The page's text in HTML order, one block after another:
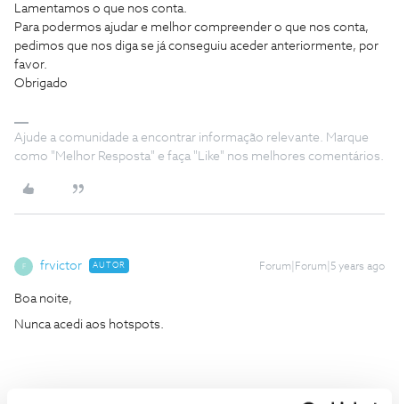
Lamentamos o que nos conta.
Para podermos ajudar e melhor compreender o que nos conta,
pedimos que nos diga se já conseguiu aceder anteriormente, por
favor.
Obrigado
Ajude a comunidade a encontrar informação relevante. Marque
como "Melhor Resposta" e faça "Like" nos melhores comentários.
F frvictor AUTOR Forum|Forum|5 years ago
Boa noite,
Nunca acedi aos hotspots.